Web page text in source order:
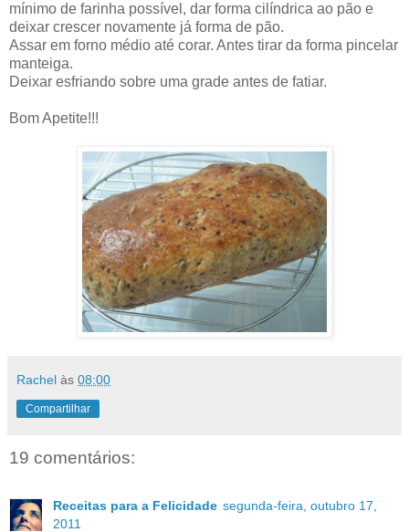
mínimo de farinha possível, dar forma cilíndrica ao pão e
deixar crescer novamente já forma de pão.
Assar em forno médio até corar. Antes tirar da forma pincelar
manteiga.
Deixar esfriando sobre uma grade antes de fatiar.
Bom Apetite!!!
Rachel às 08:00
Compartilhar
19 comentários:
Receitas para a Felicidade segunda-feira, outubro 17,
2011